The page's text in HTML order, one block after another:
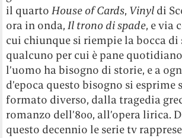
il quartoHouse of Cards, Vinyl di
ora in onda,Il trono di spade, e via
cui chiunque si riempie la bocca di
qualcuno per cui è pane
l’uomo ha bisogno di storie, e a
d’epoca questo bisogno si esprime
formato diverso, dalla tragedia
romanzo dell’800, all’opera lirica.
questo decennio le serie tv